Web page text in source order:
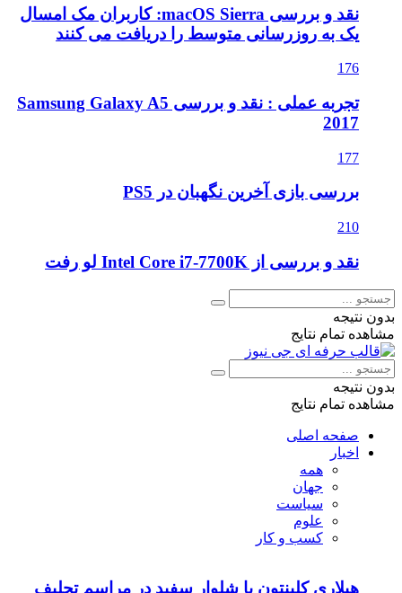
نقد و بررسی macOS Sierra: کاربران مک امسال
یک به روزرسانی متوسط را دریافت می کنند
176
تجربه عملی : نقد و بررسی Samsung Galaxy A5
2017
177
بررسی بازی آخرین نگهبان در PS5
210
نقد و بررسی از Intel Core i7-7700K لو رفت
بدون نتیجه
مشاهده تمام نتایج
بدون نتیجه
مشاهده تمام نتایج
صفحه اصلی
اخبار
همه
جهان
سیاست
علوم
کسب و کار
هیلاری کلینتون با شلوار سفید در مراسم تحلیف